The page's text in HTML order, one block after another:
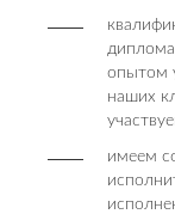
опытом
наших
имеем